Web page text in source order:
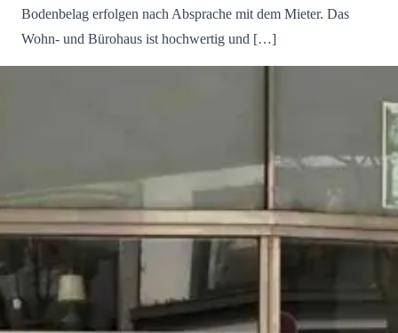
Bodenbelag erfolgen nach Absprache mit dem Mieter. Das
Wohn- und Bürohaus ist hochwertig und […]